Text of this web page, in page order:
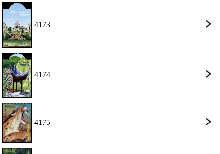
4173
4174
4175